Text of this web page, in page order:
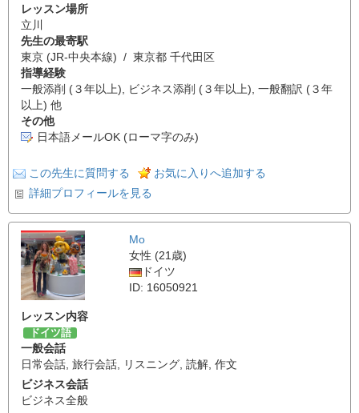
レッスン場所
立川
先生の最寄駅
東京 (JR-中央本線) / 東京都 千代田区
指導経験
一般添削 (３年以上), ビジネス添削 (３年以上), 一般翻訳 (３年
以上) 他
その他
日本語メールOK (ローマ字のみ)
この先生に質問する
お気に入りへ追加する
詳細プロフィールを見る
Mo
女性 (21歳)
ドイツ
ID: 16050921
レッスン内容
ドイツ語
一般会話
日常会話, 旅行会話, リスニング, 読解, 作文
ビジネス会話
ビジネス全般